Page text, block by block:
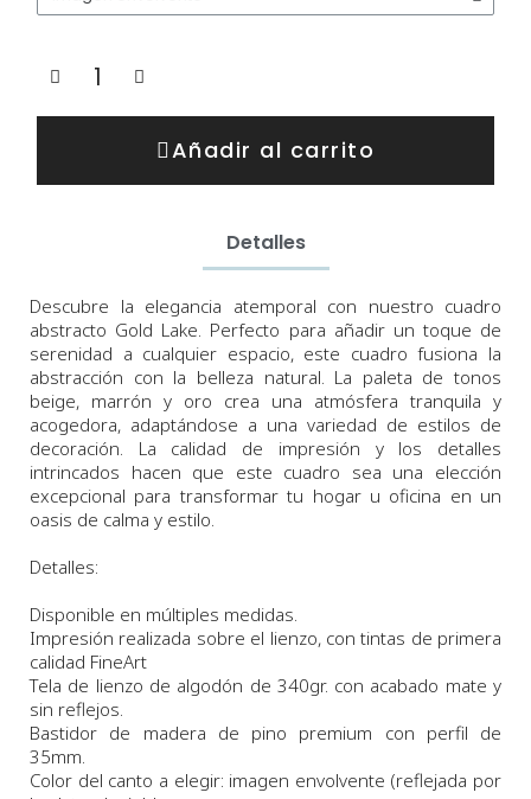
Añadir al carrito
Detalles
Descubre la elegancia atemporal con nuestro cuadro
abstracto Gold Lake. Perfecto para añadir un toque de
serenidad a cualquier espacio, este cuadro fusiona la
abstracción con la belleza natural. La paleta de tonos
beige, marrón y oro crea una atmósfera tranquila y
acogedora, adaptándose a una variedad de estilos de
decoración. La calidad de impresión y los detalles
intrincados hacen que este cuadro sea una elección
excepcional para transformar tu hogar u oficina en un
oasis de calma y estilo.
Detalles:
Disponible en múltiples medidas.
Impresión realizada sobre el lienzo, con tintas de primera
calidad FineArt
Tela de lienzo de algodón de 340gr. con acabado mate y
sin reflejos.
Bastidor de madera de pino premium con perfil de
35mm.
Color del canto a elegir: imagen envolvente (reflejada por